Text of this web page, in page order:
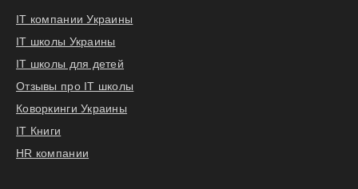
IT компании Украины
IT школы Украины
IT школы для детей
Отзывы про IT школы
Коворкинги Украины
IT Книги
HR компании